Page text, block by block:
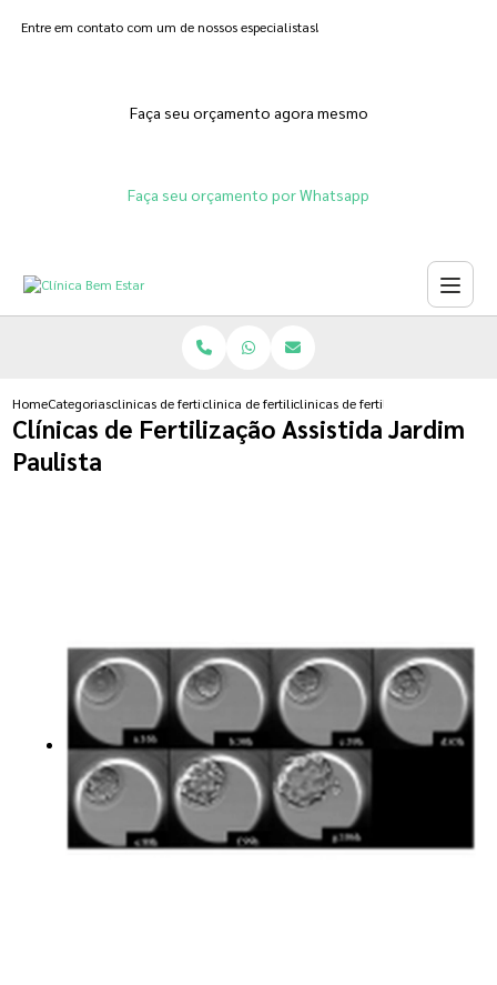
Entre em contato com um de nossos especialistas!
Faça seu orçamento agora mesmo
Faça seu orçamento por Whatsapp
HomeCategoriasclinicas de fertilizacoesclinica de fertilizacao femininaclinicas de fertilizacao assistida
Clínicas de Fertilização Assistida Jardim
Paulista